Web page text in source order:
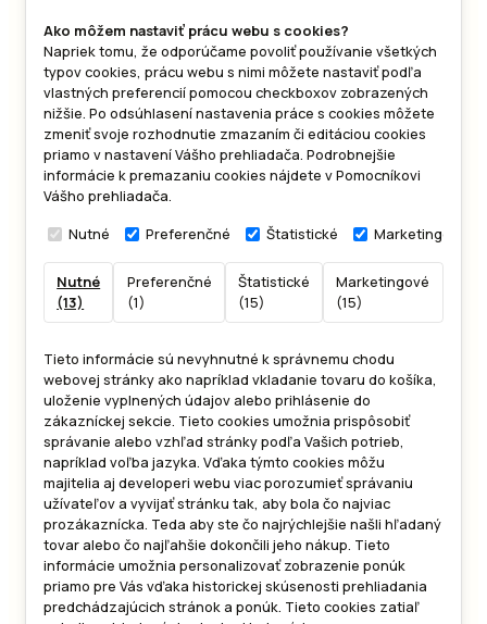
Ako môžem nastaviť prácu webu s cookies?
Napriek tomu, že odporúčame povoliť používanie všetkých
typov cookies, prácu webu s nimi môžete nastaviť podľa
vlastných preferencií pomocou checkboxov zobrazených
nižšie. Po odsúhlasení nastavenia práce s cookies môžete
zmeniť svoje rozhodnutie zmazaním či editáciou cookies
priamo v nastavení Vášho prehliadača. Podrobnejšie
informácie k premazaniu cookies nájdete v Pomocníkovi
Vášho prehliadača.
Nutné
Preferenčné Štatistické Marketingové
Nutné
(13)
Preferenčné
(1)
Štatistické
(15)
Marketingové
(15)
Tieto informácie sú nevyhnutné k správnemu chodu
webovej stránky ako napríklad vkladanie tovaru do košíka,
uloženie vyplnených údajov alebo prihlásenie do
zákazníckej sekcie. Tieto cookies umožnia prispôsobiť
správanie alebo vzhľad stránky podľa Vašich potrieb,
napríklad voľba jazyka. Vďaka týmto cookies môžu
majitelia aj developeri webu viac porozumieť správaniu
užívateľov a vyvijať stránku tak, aby bola čo najviac
prozákaznícka. Teda aby ste čo najrýchlejšie našli hľadaný
tovar alebo čo najľahšie dokončili jeho nákup. Tieto
informácie umožnia personalizovať zobrazenie ponúk
priamo pre Vás vďaka historickej skúsenosti prehliadania
predchádzajúcich stránok a ponúk. Tieto cookies zatiaľ